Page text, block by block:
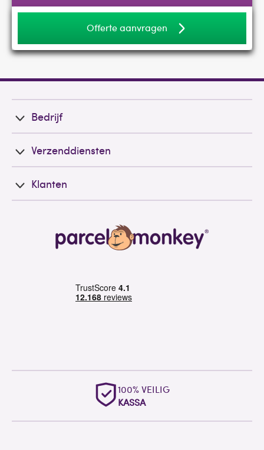
Offerte aanvragen
Bedrijf
Verzenddiensten
Klanten
100% VEILIG
KASSA